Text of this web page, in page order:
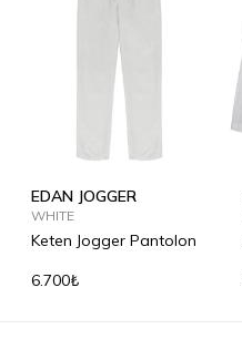
EDAN JOGGER
WHITE
Keten Jogger Pantolon
6.700₺